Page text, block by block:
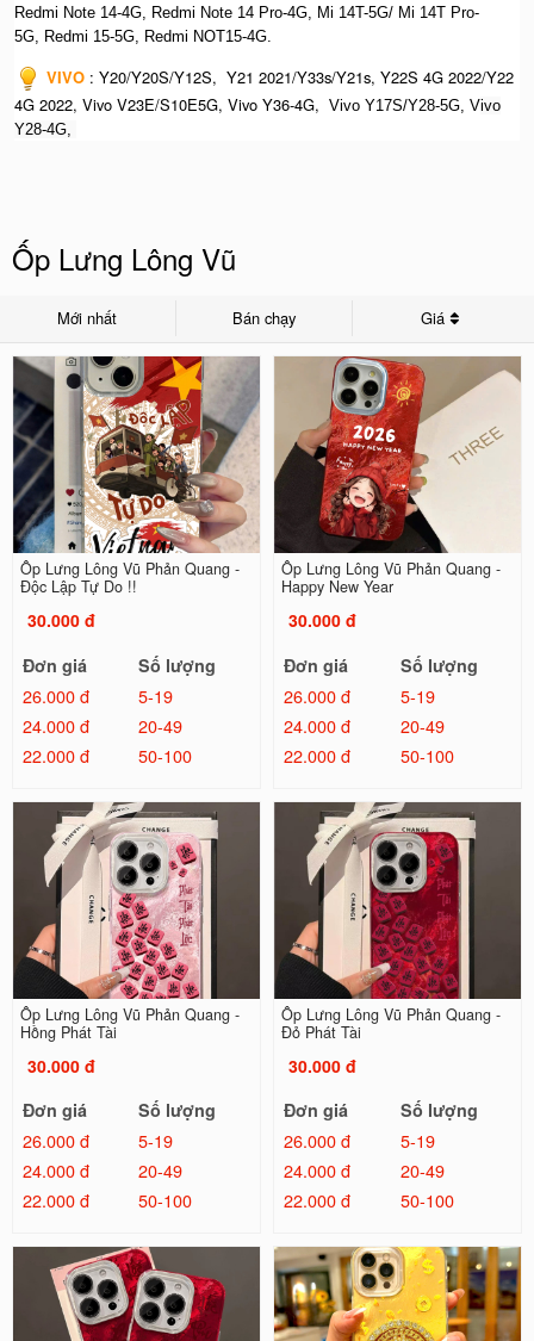
Redmi Note 14-4G, Redmi Note 14 Pro-4G, Mi 14T-5G/ Mi 14T Pro-
5G, Redmi 15-5G, Redmi NOT15-4G.
VIVO : Y20/Y20S/Y12S, Y21 2021/Y33s/Y21s, Y22S 4G 2022/Y22
4G 2022, Vivo V23E/S10E5G, Vivo Y36-4G, Vivo Y17S/Y28-5G, Vivo
Y28-4G,
Ốp Lưng Lông Vũ
Mới nhất Bán chạy Giá
Ốp Lưng Lông Vũ Phản Quang -
Độc Lập Tự Do !!
30.000 đ
Đơn giá
Số lượng
26.000 đ
5-19
24.000 đ
20-49
22.000 đ
50-100
Ốp Lưng Lông Vũ Phản Quang -
Happy New Year
30.000 đ
Đơn giá
Số lượng
26.000 đ
5-19
24.000 đ
20-49
22.000 đ
50-100
Ốp Lưng Lông Vũ Phản Quang -
Hồng Phát Tài
30.000 đ
Đơn giá
Số lượng
26.000 đ
5-19
24.000 đ
20-49
22.000 đ
50-100
Ốp Lưng Lông Vũ Phản Quang -
Đỏ Phát Tài
30.000 đ
Đơn giá
Số lượng
26.000 đ
5-19
24.000 đ
20-49
22.000 đ
50-100